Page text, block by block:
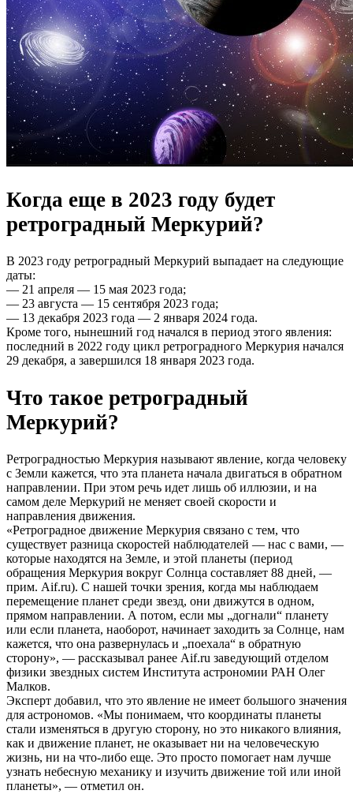
Когда еще в 2023 году будет
ретроградный Меркурий?
В 2023 году ретроградный Меркурий выпадает на следующие
даты:
— 21 апреля — 15 мая 2023 года;
— 23 августа — 15 сентября 2023 года;
— 13 декабря 2023 года — 2 января 2024 года.
Кроме того, нынешний год начался в период этого явления:
последний в 2022 году цикл ретроградного Меркурия начался
29 декабря, а завершился 18 января 2023 года.
Что такое ретроградный
Меркурий?
Ретроградностью Меркурия называют явление, когда человеку
с Земли кажется, что эта планета начала двигаться в обратном
направлении. При этом речь идет лишь об иллюзии, и на
самом деле Меркурий не меняет своей скорости и
направления движения.
«Ретроградное движение Меркурия связано с тем, что
существует разница скоростей наблюдателей — нас с вами, —
которые находятся на Земле, и этой планеты (период
обращения Меркурия вокруг Солнца составляет 88 дней, —
прим. Aif.ru). С нашей точки зрения, когда мы наблюдаем
перемещение планет среди звезд, они движутся в одном,
прямом направлении. А потом, если мы „догнали“ планету
или если планета, наоборот, начинает заходить за Солнце, нам
кажется, что она развернулась и „поехала“ в обратную
сторону», — рассказывал ранее Aif.ru заведующий отделом
физики звездных систем Института астрономии РАН Олег
Малков.
Эксперт добавил, что это явление не имеет большого значения
для астрономов. «Мы понимаем, что координаты планеты
стали изменяться в другую сторону, но это никакого влияния,
как и движение планет, не оказывает ни на человеческую
жизнь, ни на что-либо еще. Это просто помогает нам лучше
узнать небесную механику и изучить движение той или иной
планеты», — отметил он.